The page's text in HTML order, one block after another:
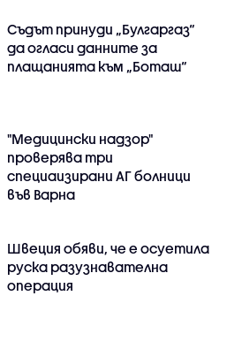
Съдът принуди „Булгаргаз“
да огласи данните за
плащанията към „Боташ“
"Медицински надзор"
проверява три
специаизирани АГ болници
във Варнa
Швеция обяви, че е осуетила
руска разузнавателна
операция